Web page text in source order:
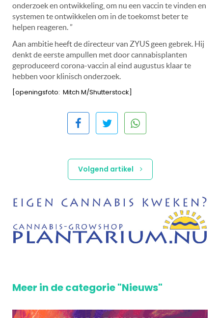
onderzoek en ontwikkeling, om nu een vaccin te vinden en
systemen te ontwikkelen om in de toekomst beter te
helpen reageren. ”
Aan ambitie heeft de directeur van ZYUS geen gebrek. Hij
denkt de eerste ampullen met door cannabisplanten
geproduceerd corona-vaccin al eind augustus klaar te
hebben voor klinisch onderzoek.
[openingsfoto: Mitch M/Shutterstock]
Volgend artikel
Meer in de categorie "Nieuws"